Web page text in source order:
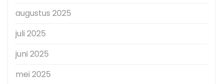
augustus 2025
juli 2025
juni 2025
mei 2025